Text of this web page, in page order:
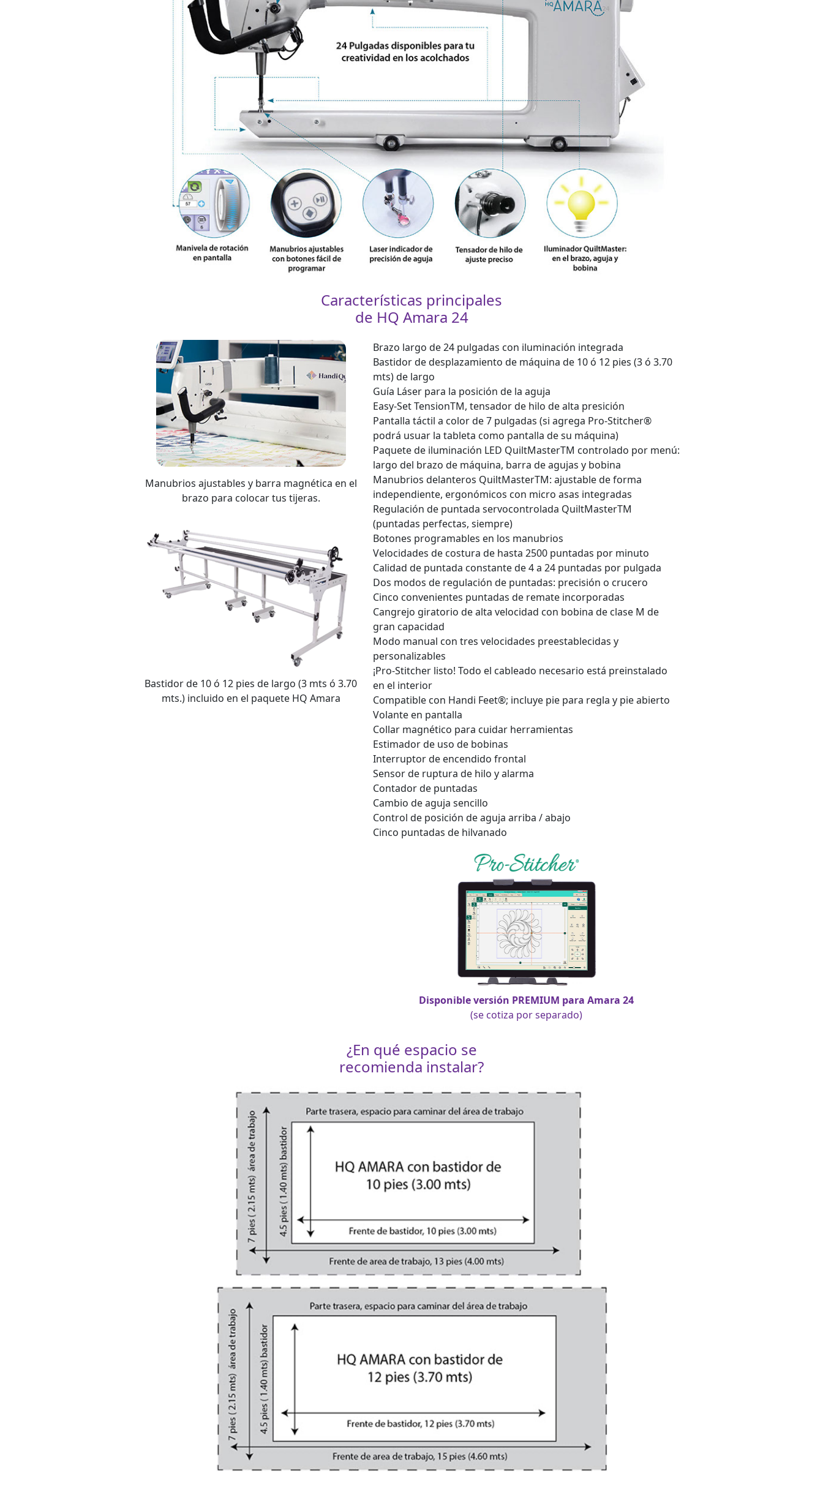
Características principales
de HQ Amara 24
Manubrios ajustables y barra magnética en el
brazo para colocar tus tijeras.
Bastidor de 10 ó 12 pies de largo (3 mts ó 3.70
mts.) incluido en el paquete HQ Amara
Brazo largo de 24 pulgadas con iluminación integrada
Bastidor de desplazamiento de máquina de 10 ó 12 pies (3 ó 3.70
mts) de largo
Guía Láser para la posición de la aguja
Easy-Set TensionTM, tensador de hilo de alta presición
Pantalla táctil a color de 7 pulgadas (si agrega Pro-Stitcher®
podrá usuar la tableta como pantalla de su máquina)
Paquete de iluminación LED QuiltMasterTM controlado por menú:
largo del brazo de máquina, barra de agujas y bobina
Manubrios delanteros QuiltMasterTM: ajustable de forma
independiente, ergonómicos con micro asas integradas
Regulación de puntada servocontrolada QuiltMasterTM
(puntadas perfectas, siempre)
Botones programables en los manubrios
Velocidades de costura de hasta 2500 puntadas por minuto
Calidad de puntada constante de 4 a 24 puntadas por pulgada
Dos modos de regulación de puntadas: precisión o crucero
Cinco convenientes puntadas de remate incorporadas
Cangrejo giratorio de alta velocidad con bobina de clase M de
gran capacidad
Modo manual con tres velocidades preestablecidas y
personalizables
¡Pro-Stitcher listo! Todo el cableado necesario está preinstalado
en el interior
Compatible con Handi Feet®; incluye pie para regla y pie abierto
Volante en pantalla
Collar magnético para cuidar herramientas
Estimador de uso de bobinas
Interruptor de encendido frontal
Sensor de ruptura de hilo y alarma
Contador de puntadas
Cambio de aguja sencillo
Control de posición de aguja arriba / abajo
Cinco puntadas de hilvanado
Disponible versión PREMIUM para Amara 24
(se cotiza por separado)
¿En qué espacio se
recomienda instalar?